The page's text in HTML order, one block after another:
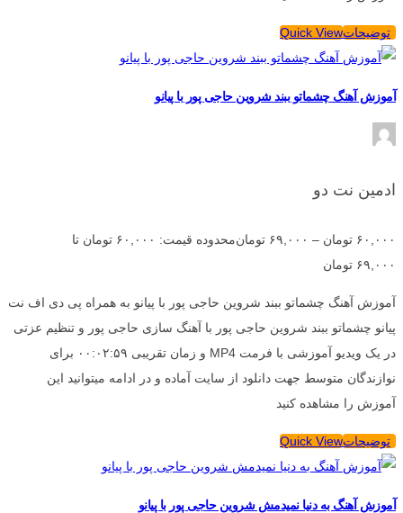
توضیحاتQuick View
آموزش آهنگ چشماتو ببند شروین حاجی پور با پیانو
ادمین نت دو
۶۰,۰۰۰ تومان – ۶۹,۰۰۰ تومان
محدوده قیمت: ۶۰,۰۰۰ تومان تا
۶۹,۰۰۰ تومان
آموزش آهنگ چشماتو ببند شروین حاجی پور با پیانو به همراه پی دی اف نت
پیانو چشماتو ببند شروین حاجی پور با آهنگ سازی حاجی پور و تنظیم عزتی
در یک ویدیو آموزشی با فرمت MP4 و زمان تقریبی ۰۰:۰۲:۵۹ برای
نوازندگان متوسط جهت دانلود از سایت آماده و در ادامه میتوانید این
آموزش را مشاهده کنید
توضیحاتQuick View
آموزش آهنگ به دنیا نمیدمش شروین حاجی پور با پیانو